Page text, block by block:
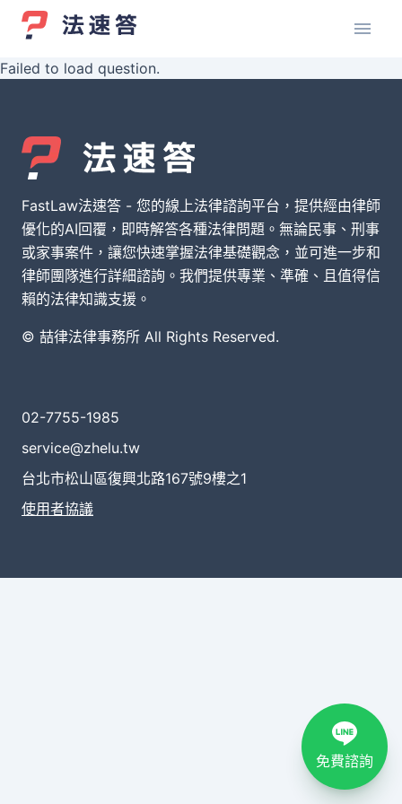
Failed to load question.
FastLaw法速答 - 您的線上法律諮詢平台，提供經由律師
優化的AI回覆，即時解答各種法律問題。無論民事、刑事
或家事案件，讓您快速掌握法律基礎觀念，並可進一步和
律師團隊進行詳細諮詢。我們提供專業、準確、且值得信
賴的法律知識支援。
© 喆律法律事務所 All Rights Reserved.
02-7755-1985
service@zhelu.tw
台北市松山區復興北路167號9樓之1
使用者協議
免費諮詢